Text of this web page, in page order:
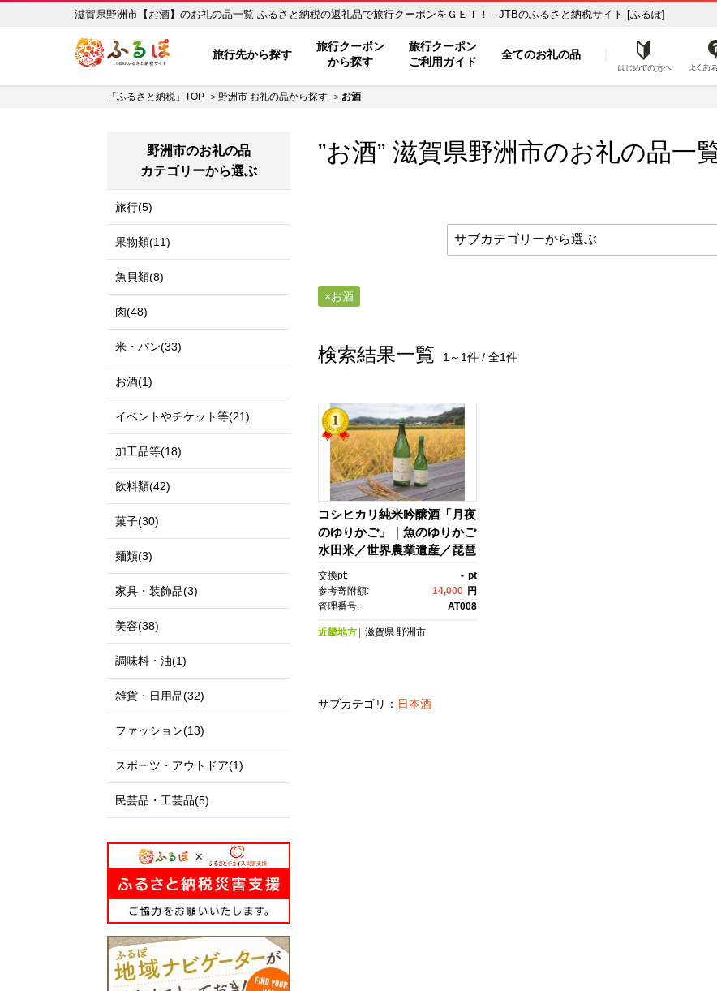
滋賀県野洲市【お酒】のお礼の品一覧 ふるさと納税の返礼品で旅行クーポンをＧＥＴ！ - JTBのふるさと納税サイト [ふるぽ]
旅行先から探す
旅行クーポン
から探す
旅行クーポン
ご利用ガイド
全てのお礼の品 はじ
「ふるさと納税」TOP 野洲市 お礼の品から探す お酒
”お酒” 滋賀県野洲市のお礼の品一
お酒
検索結果一覧 1～1件 / 全1件
コシヒカリ純米吟醸酒「月夜
のゆりかご」｜魚のゆりかご
水田米／世界農業遺産／琵琶
湖システム
交換pt: - pt
参考寄附額:
14,000 円
管理番号:
AT008
近畿地方 滋賀県 野洲市
サブカテゴリ： 日本酒
野洲市のお礼の品
カテゴリーから選ぶ
旅行(5)
果物類(11)
魚貝類(8)
肉(48)
米・パン(33)
お酒(1)
イベントやチケット等(21)
加工品等(18)
飲料類(42)
菓子(30)
麺類(3)
家具・装飾品(3)
美容(38)
調味料・油(1)
雑貨・日用品(32)
ファッション(13)
スポーツ・アウトドア(1)
民芸品・工芸品(5)